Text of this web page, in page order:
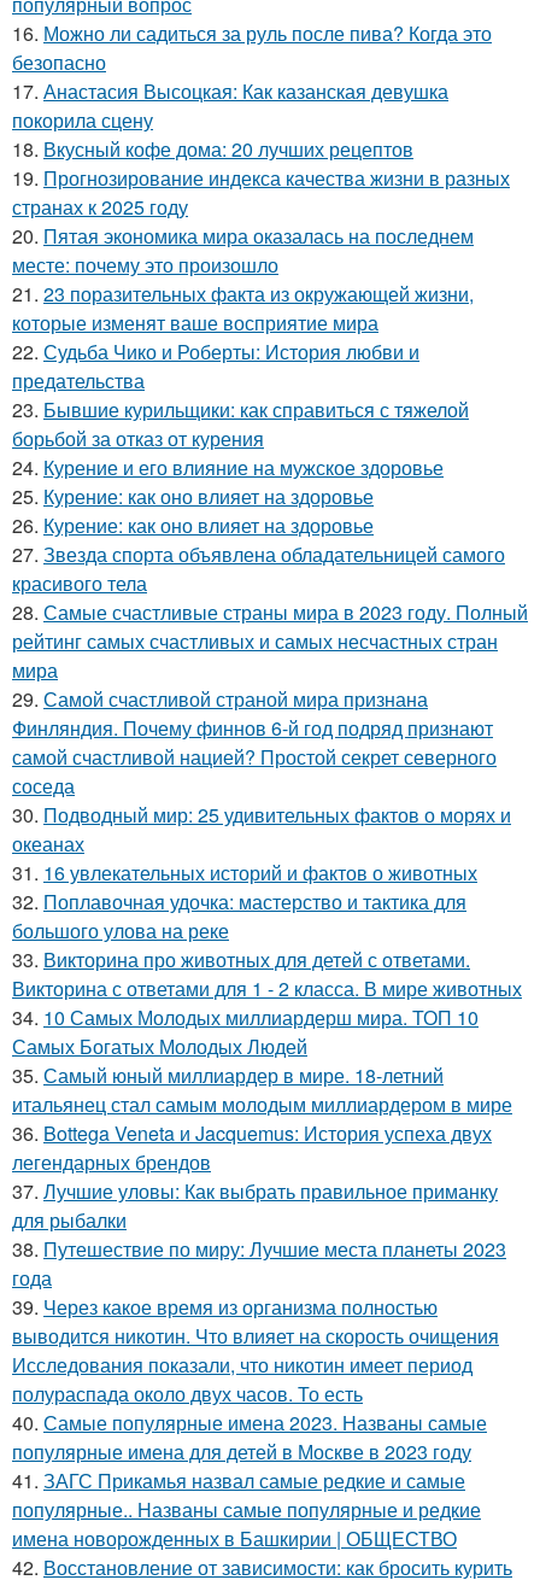
16. Можно ли садиться за руль после пива? Когда это
безопасно
17. Анастасия Высоцкая: Как казанская девушка
покорила сцену
18. Вкусный кофе дома: 20 лучших рецептов
19. Прогнозирование индекса качества жизни в разных
странах к 2025 году
20. Пятая экономика мира оказалась на последнем
месте: почему это произошло
21. 23 поразительных факта из окружающей жизни,
которые изменят ваше восприятие мира
22. Судьба Чико и Роберты: История любви и
предательства
23. Бывшие курильщики: как справиться с тяжелой
борьбой за отказ от курения
24. Курение и его влияние на мужское здоровье
25. Курение: как оно влияет на здоровье
26. Курение: как оно влияет на здоровье
27. Звезда спорта объявлена обладательницей самого
красивого тела
28. Самые счастливые страны мира в 2023 году. Полный
рейтинг самых счастливых и самых несчастных стран
мира
29. Самой счастливой страной мира признана
Финляндия. Почему финнов 6-й год подряд признают
самой счастливой нацией? Простой секрет северного
соседа
30. Подводный мир: 25 удивительных фактов о морях и
океанах
31. 16 увлекательных историй и фактов о животных
32. Поплавочная удочка: мастерство и тактика для
большого улова на реке
33. Викторина про животных для детей с ответами.
Викторина с ответами для 1 - 2 класса. В мире животных
34. 10 Самых Молодых миллиардерш мира. ТОП 10
Самых Богатых Молодых Людей
35. Самый юный миллиардер в мире. 18-летний
итальянец стал самым молодым миллиардером в мире
36. Bottega Veneta и Jacquemus: История успеха двух
легендарных брендов
37. Лучшие уловы: Как выбрать правильное приманку
для рыбалки
38. Путешествие по миру: Лучшие места планеты 2023
года
39. Через какое время из организма полностью
выводится никотин. Что влияет на скорость очищения
Исследования показали, что никотин имеет период
полураспада около двух часов. То есть
40. Самые популярные имена 2023. Названы самые
популярные имена для детей в Москве в 2023 году
41. ЗАГС Прикамья назвал самые редкие и самые
популярные.. Названы самые популярные и редкие
имена новорожденных в Башкирии | ОБЩЕСТВО
42. Восстановление от зависимости: как бросить курить